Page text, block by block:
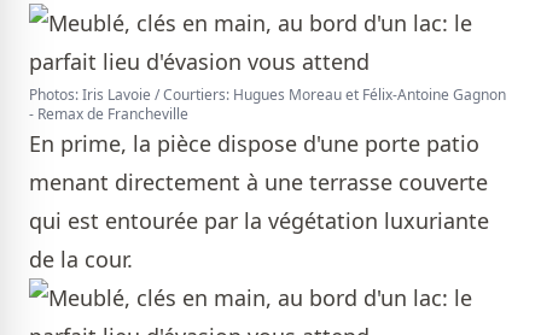
Photos: Iris Lavoie / Courtiers: Hugues Moreau et Félix-Antoine Gagnon
- Remax de Francheville
En prime, la pièce dispose d'une porte patio
menant directement à une terrasse couverte
qui est entourée par la végétation luxuriante
de la cour.